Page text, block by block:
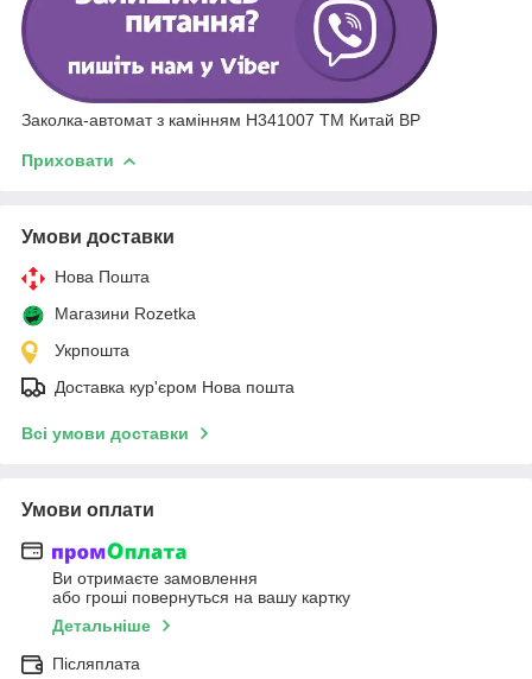
Заколка-автомат з камінням H341007 ТМ Китай BP
Приховати
Умови доставки
Нова Пошта
Магазини Rozetka
Укрпошта
Доставка кур'єром Нова пошта
Всі умови доставки
Умови оплати
Ви отримаєте замовлення
або гроші повернуться на вашу картку
Детальніше
Післяплата